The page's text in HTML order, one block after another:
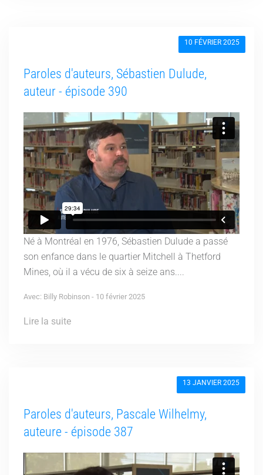
10 FÉVRIER 2025
Paroles d'auteurs, Sébastien Dulude,
auteur - épisode 390
Né à Montréal en 1976, Sébastien Dulude a passé
son enfance dans le quartier Mitchell à Thetford
Mines, où il a vécu de six à seize ans....
Avec: Billy Robinson - 10 février 2025
Lire la suite
13 JANVIER 2025
Paroles d'auteurs, Pascale Wilhelmy,
auteure - épisode 387